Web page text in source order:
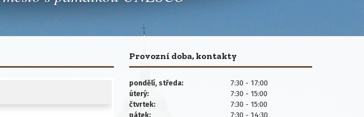
Provozní doba, kontakty
pondělí, středa: 7:30 - 17:00
úterý: 7:30 - 15:00
čtvrtek: 7:30 - 15:00
pátek: 7:30 - 14:30